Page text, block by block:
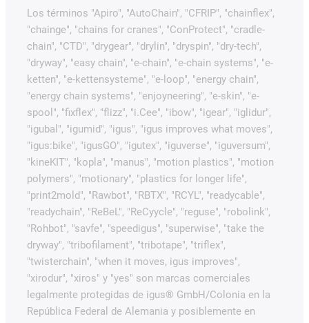
Los términos "Apiro", "AutoChain", "CFRIP", "chainflex",
"chainge", "chains for cranes", "ConProtect", "cradle-
chain", "CTD", "drygear", "drylin", "dryspin", "dry-tech",
"dryway", "easy chain", "e-chain", "e-chain systems", "e-
ketten", "e-kettensysteme", "e-loop", "energy chain",
"energy chain systems", "enjoyneering", "e-skin", "e-
spool", "fixflex", "flizz", "i.Cee", "ibow", "igear", "iglidur",
"igubal", "igumid", "igus", "igus improves what moves",
"igus:bike", "igusGO", "igutex", "iguverse", "iguversum",
"kineKIT", "kopla", "manus", "motion plastics", "motion
polymers", "motionary", "plastics for longer life",
"print2mold", "Rawbot", "RBTX", "RCYL", "readycable",
"readychain", "ReBeL", "ReCyycle", "reguse", "robolink",
"Rohbot", "savfe", "speedigus", "superwise", "take the
dryway", "tribofilament", "tribotape", "triflex",
"twisterchain", "when it moves, igus improves",
"xirodur", "xiros" y "yes" son marcas comerciales
legalmente protegidas de igus® GmbH/Colonia en la
República Federal de Alemania y posiblemente en